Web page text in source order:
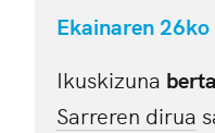
Ekainaren
Ikuskizuna
Sarreren dirua